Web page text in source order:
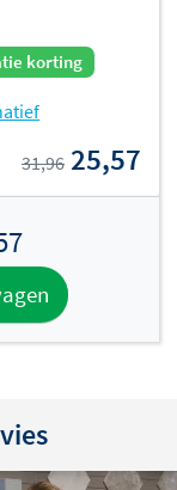
korting
31,96 25,57